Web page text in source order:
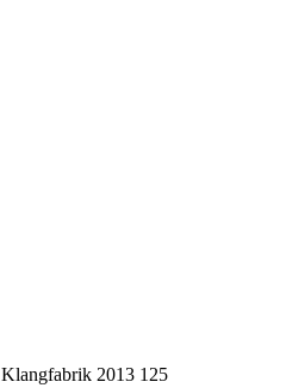
Klangfabrik 2013 125